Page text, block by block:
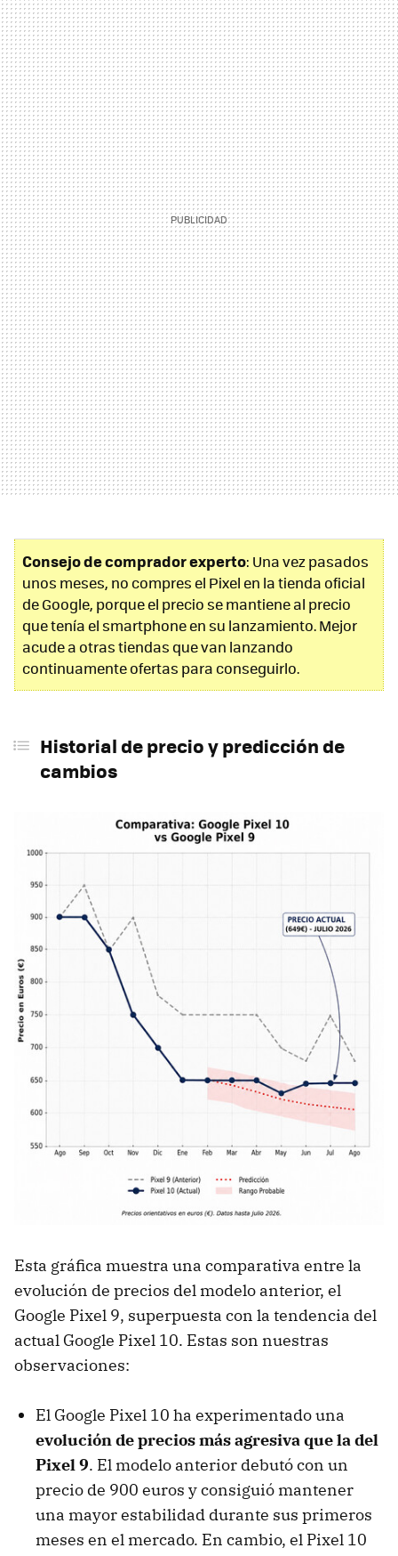
Consejo de comprador experto: Una vez pasados
unos meses, no compres el Pixel en la tienda oficial
de Google, porque el precio se mantiene al precio
que tenía el smartphone en su lanzamiento. Mejor
acude a otras tiendas que van lanzando
continuamente ofertas para conseguirlo.
Historial de precio y predicción de
cambios
Esta gráfica muestra una comparativa entre la
evolución de precios del modelo anterior, el
Google Pixel 9, superpuesta con la tendencia del
actual Google Pixel 10. Estas son nuestras
observaciones:
El Google Pixel 10 ha experimentado una
evolución de precios más agresiva que la del
Pixel 9. El modelo anterior debutó con un
precio de 900 euros y consiguió mantener
una mayor estabilidad durante sus primeros
meses en el mercado. En cambio, el Pixel 10